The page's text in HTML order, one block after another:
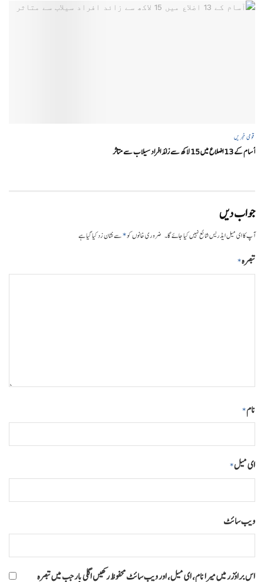
قومی خبریں
آسام کے 13 اضلاع میں 15 لاکھ سے زائد افراد سیلاب سے متاثر
جواب دیں
آپ کا ای میل ایڈریس شائع نہیں کیا جائے گا۔ ضروری خانوں کو*سے نشان زد کیا گیا ہے
تبصرہ*
نام*
ای میل*
ویب‌ سائٹ
اس براؤزر میں میرا نام، ای میل، اور ویب سائٹ محفوظ رکھیں اگلی بار جب میں تبصرہ